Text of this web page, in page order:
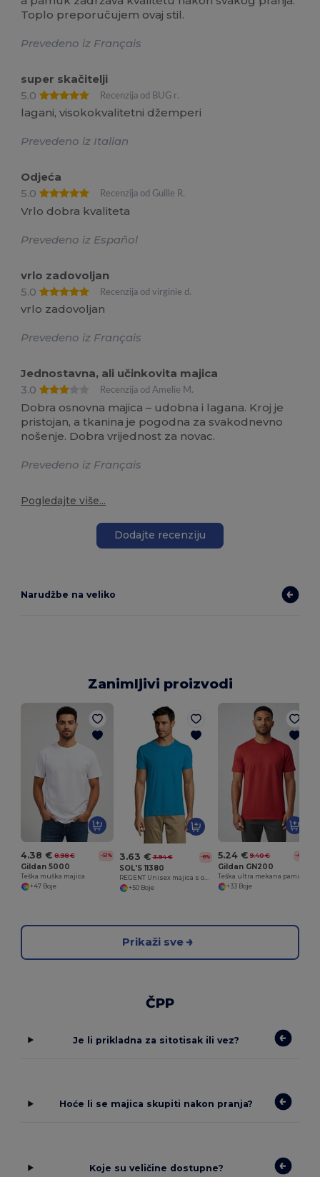
Toplo preporučujem ovaj stil.
Prevedeno iz Français
super skačitelji
5.0
Recenzija od BUG r.
lagani, visokokvalitetni džemperi
Prevedeno iz Italian
Odjeća
5.0
Recenzija od Guille R.
Vrlo dobra kvaliteta
Prevedeno iz Español
vrlo zadovoljan
5.0
Recenzija od virginie d.
vrlo zadovoljan
Prevedeno iz Français
Jednostavna, ali učinkovita majica
3.0
Recenzija od Amelie M.
Dobra osnovna majica – udobna i lagana. Kroj je
pristojan, a tkanina je pogodna za svakodnevno
nošenje. Dobra vrijednost za novac.
Prevedeno iz Français
Pogledajte više...
Dodajte recenziju
Narudžbe na veliko
Zanimljivi proizvodi
4.38 € 8.98 € -51%
Gildan 5000
Teška muška majica
+47 Boje
3.63 € 3.94 € -8%
SOL'S 11380
+50 Boje
5.24 € 9.40 € -44%
Gildan GN200
+33 Boje
Prikaži sve
ČPP
Je li prikladna za sitotisak ili vez?
Hoće li se majica skupiti nakon pranja?
Koje su veličine dostupne?